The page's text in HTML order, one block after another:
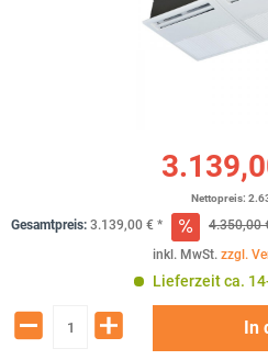
Nettopreis:
Gesamtpreis: 3.139,00 € * 4.350,00
inkl. MwSt. zzgl.
Lieferzeit ca.
In